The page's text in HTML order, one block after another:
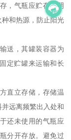
，气瓶应贮存于阴
和热源，防止阳光
送，其罐装容器为
定贮罐来运输和长
直立存储，存储温
远离频繁出入处和
还未使用的气瓶应
分开存放。避免过